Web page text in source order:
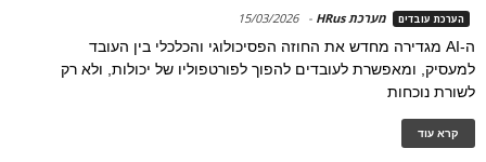
הערכת עובדים מערכת HRus -
15/03/2026
ה-AI מגדירה מחדש את החוזה הפסיכולוגי והכלכלי בין העובד
למעסיק, ומאפשרת לעובדים להפוך לפורטפוליו של יכולות, ולא רק
לשורת נוכחות
קרא עוד